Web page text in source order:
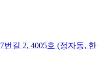
길 2, 4005호 (정자동, 한